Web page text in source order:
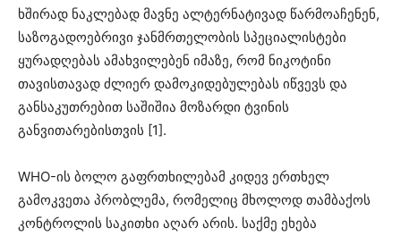
ხშირად ნაკლებად მავნე ალტერნატივად წარმოაჩენენ,
საზოგადოებრივი ჯანმრთელობის სპეციალისტები
ყურადღებას ამახვილებენ იმაზე, რომ ნიკოტინი
თავისთავად ძლიერ დამოკიდებულებას იწვევს და
განსაკუთრებით საშიშია მოზარდი ტვინის
განვითარებისთვის [1].
WHO-ის ბოლო გაფრთხილებამ კიდევ ერთხელ
გამოკვეთა პრობლემა, რომელიც მხოლოდ თამბაქოს
კონტროლის საკითხი აღარ არის. საქმე ეხება